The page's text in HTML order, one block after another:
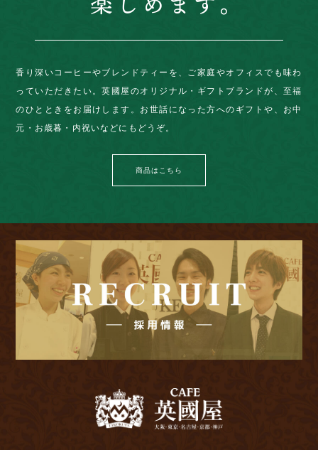
香り深いコーヒーやブレンドティーを、ご家庭やオフィスでも味わ
っていただきたい。英國屋のオリジナル・ギフトブランドが、至福
のひとときをお届けします。お世話になった方へのギフトや、お中
元・お歳暮・内祝いなどにもどうぞ。
商品はこちら